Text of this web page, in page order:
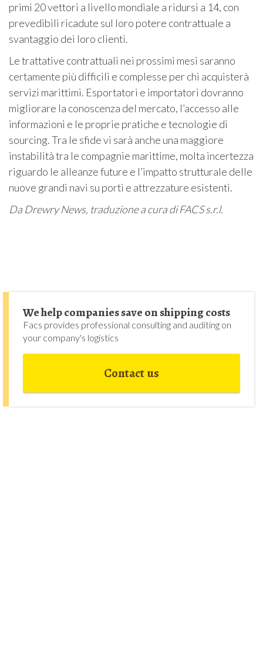
primi 20 vettori a livello mondiale a ridursi a 14, con
prevedibili ricadute sul loro potere contrattuale a
svantaggio dei loro clienti.
Le trattative contrattuali nei prossimi mesi saranno
certamente più difficili e complesse per chi acquisterà
servizi marittimi. Esportatori e importatori dovranno
migliorare la conoscenza del mercato, l’accesso alle
informazioni e le proprie pratiche e tecnologie di
sourcing. Tra le sfide vi sarà anche una maggiore
instabilità tra le compagnie marittime, molta incertezza
riguardo le alleanze future e l’impatto strutturale delle
nuove grandi navi su porti e attrezzature esistenti.
Da Drewry News, traduzione a cura di FACS s.r.l.
We help companies save on shipping costs
Facs provides professional consulting and auditing on
your company's logistics
Contact us